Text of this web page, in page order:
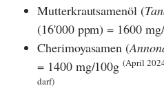
Mutterkrautsamenöl (
(16'000 ppm) = 1600
Cherimoyasamen (
= 1400 mg/100g(April
darf)